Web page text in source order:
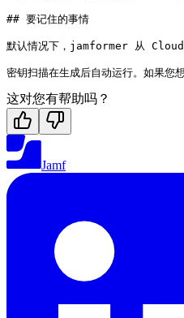
## 要记住的事情
默认情况下，jamformer 从
这对您有帮助吗？
Jamf